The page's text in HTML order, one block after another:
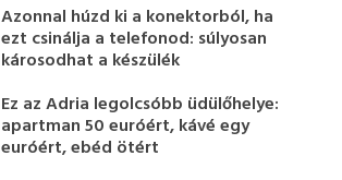
Azonnal húzd ki a konektorból, ha
ezt csinálja a telefonod: súlyosan
károsodhat a készülék
Ez az Adria legolcsóbb üdülőhelye:
apartman 50 euróért, kávé egy
euróért, ebéd ötért